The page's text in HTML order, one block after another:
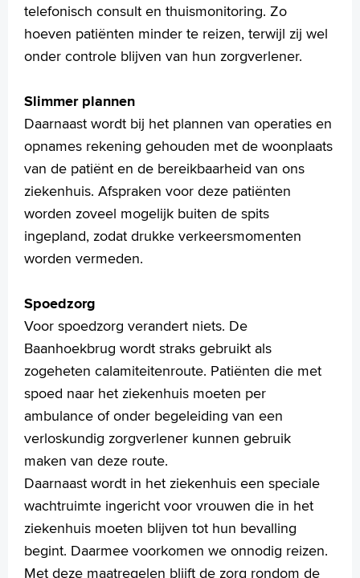
telefonisch consult en thuismonitoring. Zo
hoeven patiënten minder te reizen, terwijl zij wel
onder controle blijven van hun zorgverlener.
Slimmer plannen
Daarnaast wordt bij het plannen van operaties en
opnames rekening gehouden met de woonplaats
van de patiënt en de bereikbaarheid van ons
ziekenhuis. Afspraken voor deze patiënten
worden zoveel mogelijk buiten de spits
ingepland, zodat drukke verkeersmomenten
worden vermeden.
Spoedzorg
Voor spoedzorg verandert niets. De
Baanhoekbrug wordt straks gebruikt als
zogeheten calamiteitenroute. Patiënten die met
spoed naar het ziekenhuis moeten per
ambulance of onder begeleiding van een
verloskundig zorgverlener kunnen gebruik
maken van deze route.
Daarnaast wordt in het ziekenhuis een speciale
wachtruimte ingericht voor vrouwen die in het
ziekenhuis moeten blijven tot hun bevalling
begint. Daarmee voorkomen we onnodig reizen.
Met deze maatregelen blijft de zorg rondom de